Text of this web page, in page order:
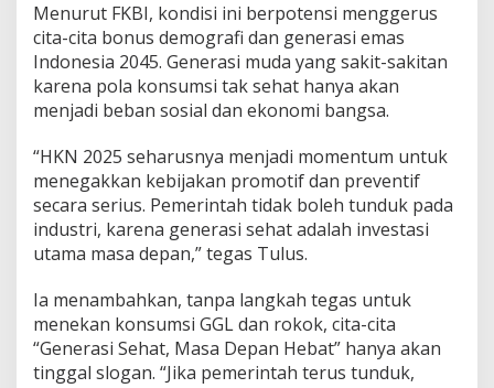
Menurut FKBI, kondisi ini berpotensi menggerus
cita-cita bonus demografi dan generasi emas
Indonesia 2045. Generasi muda yang sakit-sakitan
karena pola konsumsi tak sehat hanya akan
menjadi beban sosial dan ekonomi bangsa.
“HKN 2025 seharusnya menjadi momentum untuk
menegakkan kebijakan promotif dan preventif
secara serius. Pemerintah tidak boleh tunduk pada
industri, karena generasi sehat adalah investasi
utama masa depan,” tegas Tulus.
Ia menambahkan, tanpa langkah tegas untuk
menekan konsumsi GGL dan rokok, cita-cita
“Generasi Sehat, Masa Depan Hebat” hanya akan
tinggal slogan. “Jika pemerintah terus tunduk,